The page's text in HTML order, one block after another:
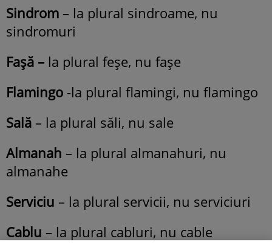
Sindrom – la plural sindroame, nu
sindromuri
Faşă – la plural feşe, nu faşe
Flamingo -la plural flamingi, nu flamingo
Sală – la plural săli, nu sale
Almanah – la plural almanahuri, nu
almanahe
Serviciu – la plural servicii, nu serviciuri
Cablu – la plural cabluri, nu cable